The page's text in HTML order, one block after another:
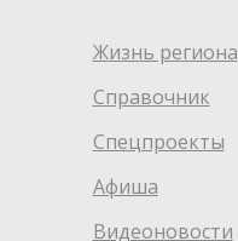
Жизнь региона
Справочник
Спецпроекты
Афиша
Видеоновости